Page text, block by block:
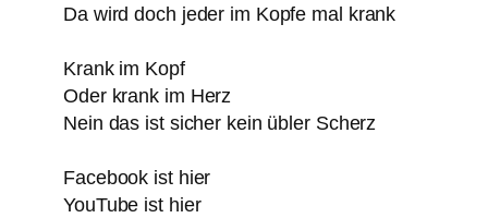
Da wird doch jeder im Kopfe mal krank
Krank im Kopf
Oder krank im Herz
Nein das ist sicher kein übler Scherz
Facebook ist hier
YouTube ist hier